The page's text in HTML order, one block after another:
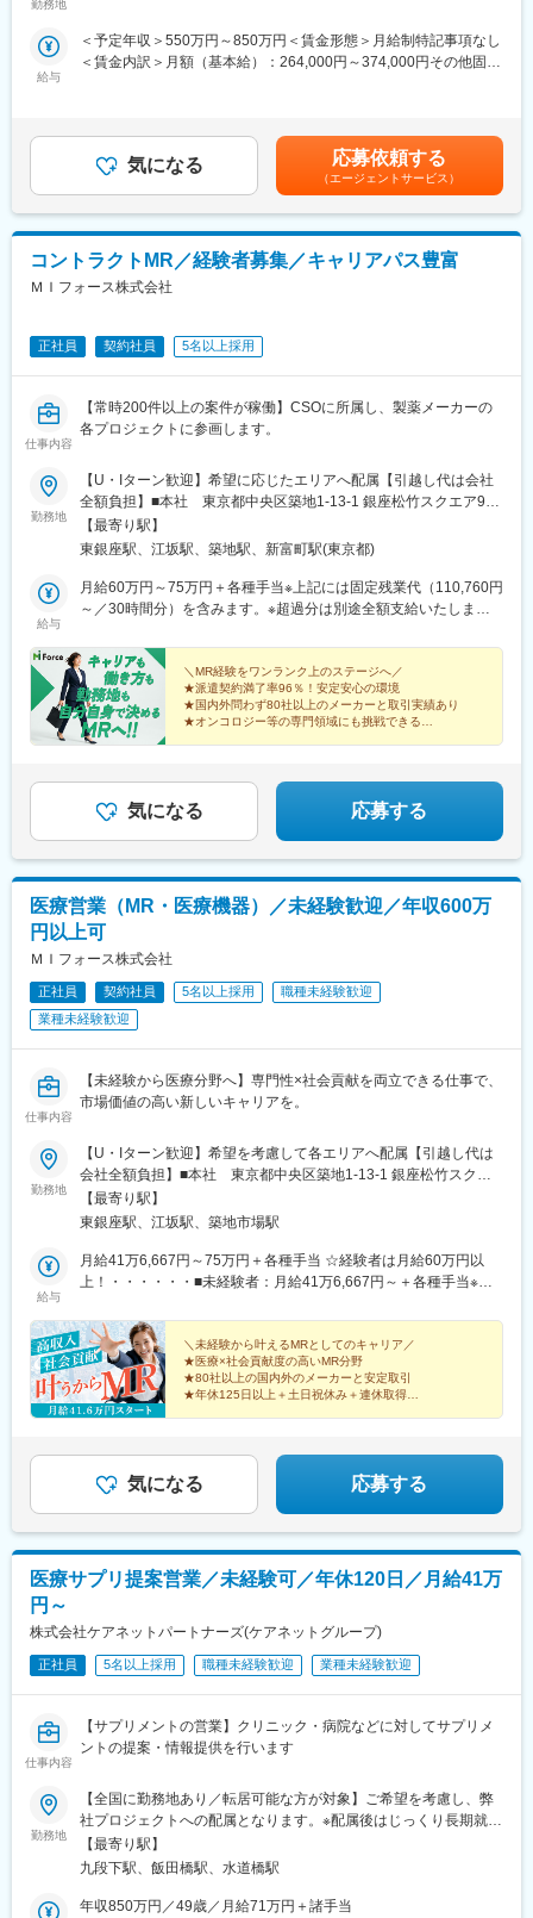
へのキャリアアップ＆キャリアチェンジの可能性アリ）
・全員未経験入社！同期とスタートできる環境
・配属後もマネージャーや先輩MRが成長をサポート
■手厚い福利厚生
・外勤手当（1日1,500円）
・社宅制度（家賃60％会社負担）※条件あり
・転勤時の引越し費用負担
・単身赴任手当／帰省補助
研修終了後は各製薬メーカーのプロジェクトに配属される『コン
ます。
がんや希少疾患の医薬品担当など専門性を深めるキャリアや、マ
ネジメント・人材育成など多様なキャリアパスが可能。実際に社
内でキャリアチェンジして活躍している社員も多数います。
業規模、製品領域などのバランスを考慮しながら、常時60以上の
プロジェクトが稼働しています。
■年齢も経験も多様な人財が活躍
シミック・イニジオはほぼ全員が中途採用です。それぞれ異なる
バックグラウンドを持ち、その経験を活かして活動しています。
社員の年齢分布も幅広く、20代～60代まで在籍しています。社員
の経験の多様性は、変革期にある製薬業界にあって、私たちの事
業を支える重要な要素です。
シミック・イニジオにとってサービス品質の源泉となるのは人財
資を行っています。自己成長意欲を尊重し、業務直結の研修だけ
でなく、変化する時代に対応するビジネススキル習得も含め階層
行っています。
■家族も安心な手厚い福利厚生
社員がワークライフバランスをとりながらパフォーマンスを発揮
できる制度があります。社員と社員のご家族が安心し、仕事もプ
ライベートも充実して活躍できるよう、福利厚生制度を整備して
います。
ラスの借り上げ社宅制度や単身赴任のサポート制度を導入し、そ
の利用率も高水準となっています。
■社内認定資格制度
製薬企業での開発パイプラインの変化にともない、当社において
高く、これに応えるべく専門性の高い人財を育成するための社内
認定資格制度を設けています。現在はオンコロジー分野で「血液
がん」と「固形がん」の2つのコースが展開されています。
勤務地
全面禁煙
給与
＜予定年収＞550万円～850万円＜賃金形態＞月給制特記事項なし
＜賃金内訳＞月額（基本給）：264,000円～374,000円その他固定
を全額支給 ■賞与年2回（昨年度実績4.2ヶ月）、報酬改定年1回■
全国勤務が可能な方は、初回給与時に30万円の一時金を支給賃金
はあくまでも目安の金額であり、選考を通じて上下する可能性が
あります。月給(月額)は固定手当を含めた表記です。
気になる 応募依頼する
（エージェントサービス）
コントラクトMR／経験者募集／キャリアパス豊富
ＭＩフォース株式会社
正社員 契約社員 5名以上採用
仕事内容
【常時200件以上の案件が稼働】CSOに所属し、製薬メーカーの
各プロジェクトに参画します。
勤務地
【U・Iターン歓迎】希望に応じたエリアへ配属【引越し代は会社
全額負担】■本社 東京都中央区築地1-13-1 銀座松竹スクエア9F■
勤務エリア：（1）北海道：北海道（2）東北：青森・秋田・岩
手・山形・宮城・福島（3）関東：東京・神奈川・千葉・埼玉・茨
知・岐阜・三重・静岡（6）北陸：富山・石川・福井（7）近畿：
大阪・京都・滋賀・奈良・和歌山・兵庫（8）中国：岡山・広島・
州：福岡・大分・宮崎・鹿児島・熊本・佐賀・長崎・沖縄※勤務地
限定～全国転勤（規定あり）の選択可能※配属エリアは希望に応じ
ます。希望範囲外への転勤はありません。※変更の範囲：会社の定
める事業所（リモートワーク含む）
【最寄り駅】
東銀座駅、江坂駅、築地駅、新富町駅(東京都)
給与
月給60万円～75万円＋各種手当※上記には固定残業代（110,760円
～／30時間分）を含みます。※超過分は別途全額支給いたしま
歳（入社4年） 920万円／45歳（入社6年） ※諸手当含む
＼MR経験をワンランク上のステージへ／
★派遣契約満了率96％！安定安心の環境
★国内外問わず80社以上のメーカーと取引実績あり
★オンコロジー等の専門領域にも挑戦できる
気になる 応募する
医療営業（MR・医療機器）／未経験歓迎／年収600万
円以上可
ＭＩフォース株式会社
正社員 契約社員 5名以上採用
職種未経験歓迎
業種未経験歓迎
仕事内容
【未経験から医療分野へ】専門性×社会貢献を両立できる仕事で、
市場価値の高い新しいキャリアを。
勤務地
【U・Iターン歓迎】希望を考慮して各エリアへ配属【引越し代は
会社全額負担】■本社 東京都中央区築地1-13-1 銀座松竹スクエ
ア9F■勤務エリア：（1）北海道：北海道（2）東北：青森・秋
田・岩手・山形・宮城・福島（3）関東：東京・神奈川・千葉・埼
海：愛知・岐阜・三重・静岡（6）北陸：富山・石川・福井（7）
近畿：大阪・京都・滋賀・奈良・和歌山・兵庫（8）中国：岡山・
（10）九州：福岡・大分・宮崎・鹿児島・熊本・佐賀・長崎・沖
縄※勤務地限定～全国転勤（規定あり）の選択可能※配属エリアは
希望を考慮して決定いたします。希望範囲外への転勤はありませ
ん。※変更の範囲：会社の定める事業所（リモートワーク含む）
【最寄り駅】
東銀座駅、江坂駅、築地市場駅
給与
月給41万6,667円～75万円＋各種手当 ☆経験者は月給60万円以
上！・・・・・・■未経験者：月給41万6,667円～＋各種手当※上
過分は別途全額支給いたします。◎手当を含めれば初年度から年
収600万円以上も可能！・・・・・・■経験者：月給60万円～75万
円＋各種手当※上記には固定残業代（11万760円～／30時間分）を
含みます。※超過分は別途全額支給いたします。＜年収例＞◎初年
度年収は700万円以上！◎最大年収900万円以上も目指せる
万円／42歳（入社4年） 920万円／45歳（入社6年） ※諸手当含む
＼未経験から叶えるMRとしてのキャリア／
★医療×社会貢献度の高いMR分野
★80社以上の国内外のメーカーと安定取引
★年休125日以上＋土日祝休み＋連休取得OK
気になる 応募する
医療サプリ提案営業／未経験可／年休120日／月給41万
円～
株式会社ケアネットパートナーズ(ケアネットグループ)
正社員 5名以上採用 職種未経験歓迎 業種未経験歓迎
仕事内容
【サプリメントの営業】クリニック・病院などに対してサプリメ
ントの提案・情報提供を行います
勤務地
【全国に勤務地あり／転居可能な方が対象】ご希望を考慮し、弊
社プロジェクトへの配属となります。※配属後はじっくり長期就業
（目安3～4年）。頻繁に転居することはありません。※ご本人が
「働ける」と挙げたエリア内でのみ調整するため、希望外への異
引っ越しの不安を感じている方もご安心ください。転居にまつわ
【最寄り駅】
九段下駅、飯田橋駅、水道橋駅
年収850万円／49歳／月給71万円＋諸手当